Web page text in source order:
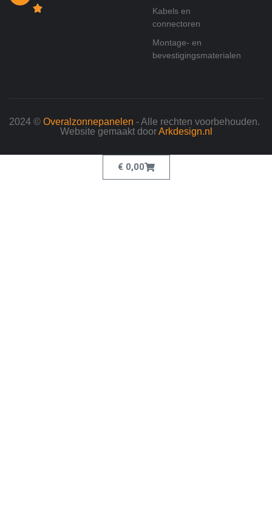
Kabels en
connectoren
Montage- en
bevestigingsmaterialen
2024 © Overalzonnepanelen - Alle rechten voorbehouden.
Website gemaakt doorArkdesign.nl
€0,00